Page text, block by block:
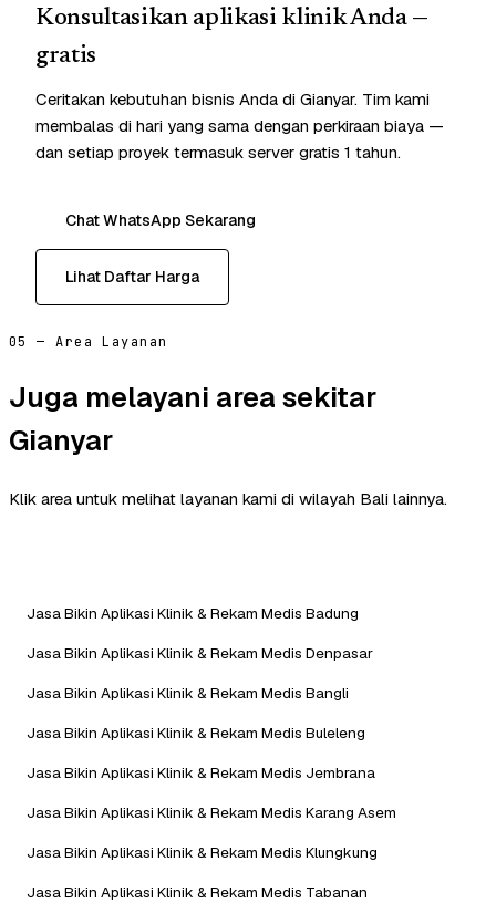
Konsultasikan aplikasi klinik Anda —
gratis
Ceritakan kebutuhan bisnis Anda di Gianyar. Tim kami
membalas di hari yang sama dengan perkiraan biaya —
dan setiap proyek termasuk server gratis 1 tahun.
Chat WhatsApp Sekarang
Lihat Daftar Harga
05 — Area Layanan
Juga melayani area sekitar
Gianyar
Klik area untuk melihat layanan kami di wilayah Bali lainnya.
Jasa Bikin Aplikasi Klinik & Rekam Medis Badung
Jasa Bikin Aplikasi Klinik & Rekam Medis Denpasar
Jasa Bikin Aplikasi Klinik & Rekam Medis Bangli
Jasa Bikin Aplikasi Klinik & Rekam Medis Buleleng
Jasa Bikin Aplikasi Klinik & Rekam Medis Jembrana
Jasa Bikin Aplikasi Klinik & Rekam Medis Karang Asem
Jasa Bikin Aplikasi Klinik & Rekam Medis Klungkung
Jasa Bikin Aplikasi Klinik & Rekam Medis Tabanan